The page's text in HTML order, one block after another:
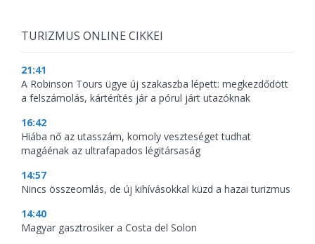
TURIZMUS ONLINE CIKKEI
21:41
A Robinson Tours ügye új szakaszba lépett: megkezdődött
a felszámolás, kártérítés jár a pórul járt utazóknak
16:42
Hiába nő az utasszám, komoly veszteséget tudhat
magáénak az ultrafapados légitársaság
14:57
Nincs összeomlás, de új kihívásokkal küzd a hazai turizmus
14:40
Magyar gasztrosiker a Costa del Solon